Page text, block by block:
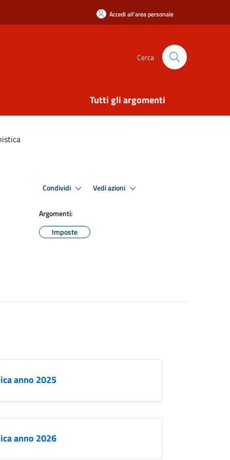
Accedi all'area personale
Cerca
Tutti gli argomenti
Condividi Vedi azioni
Argomenti:
Imposte
anno 2025
anno 2026